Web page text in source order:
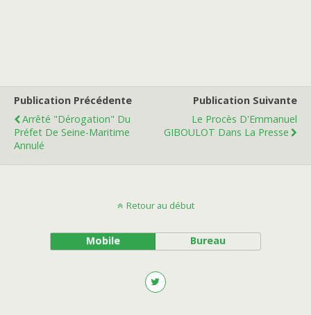
Publication Précédente
Arrêté "dérogation" Du
Préfet De Seine-Maritime
Annulé
Publication Suivante
Le Procès D'Emmanuel
GIBOULOT Dans La Presse
Retour au début
Mobile Bureau